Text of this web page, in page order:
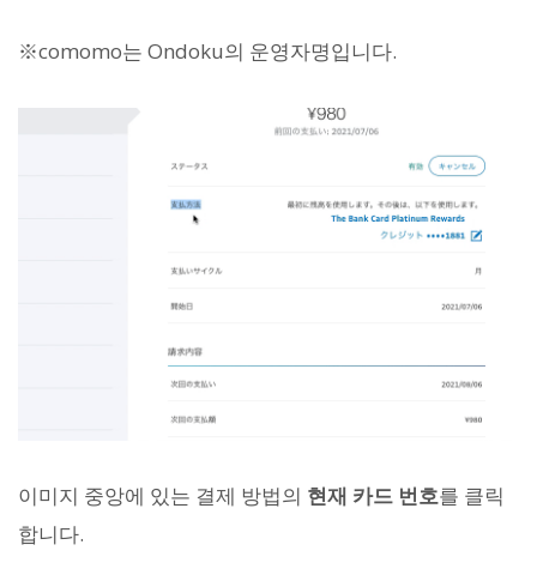
※comomo는 Ondoku의 운영자명입니다.
이미지 중앙에 있는 결제 방법의 현재 카드 번호를 클릭
합니다.